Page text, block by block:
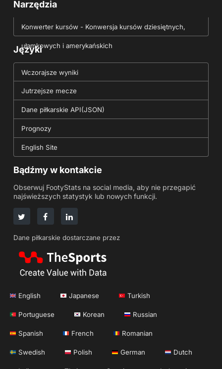
Narzędzia
Konwerter kursów - Konwersja kursów dziesiętnych,
ułamkowych i amerykańskich
Języki
Wczorajsze wyniki
Jutrzejsze mecze
Dane piłkarskie API(JSON)
Prognozy
English Site
Bądźmy w kontakcie
Obserwuj FootyStats na social media, aby nie przegapić
najświeższych statystyk lub nowych funkcji.
Dane piłkarskie dostarczane przez
English Japanese Turkish
Portuguese Korean Russian
Spanish French Romanian
Swedish Polish German Dutch